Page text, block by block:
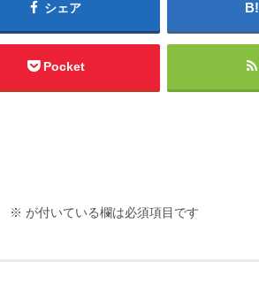
シェア
Pocket
※ が付いている欄は必須項目です